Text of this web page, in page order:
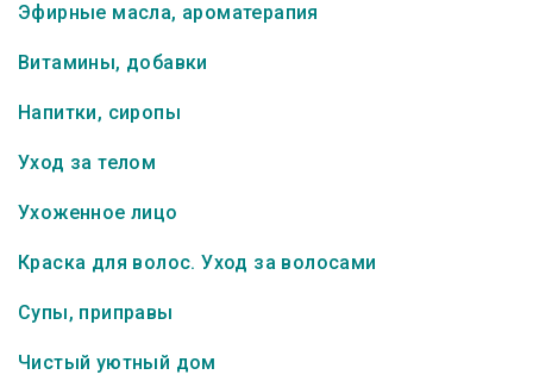
Эфирные масла, ароматерапия
Витамины, добавки
Напитки, сиропы
Уход за телом
Ухоженное лицо
Краска для волос. Уход за волосами
Супы, приправы
Чистый уютный дом